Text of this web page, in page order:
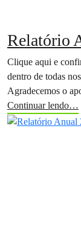
Relatório
Clique aqui e
dentro de todas
Agradecemos o
Continuar lendo…